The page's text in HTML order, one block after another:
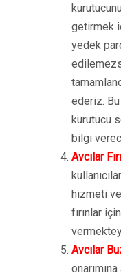
getirmek
yedek
ederiz.
kurutucu
bilgi
Avcılar
hizmeti
fırınlar
Avcılar